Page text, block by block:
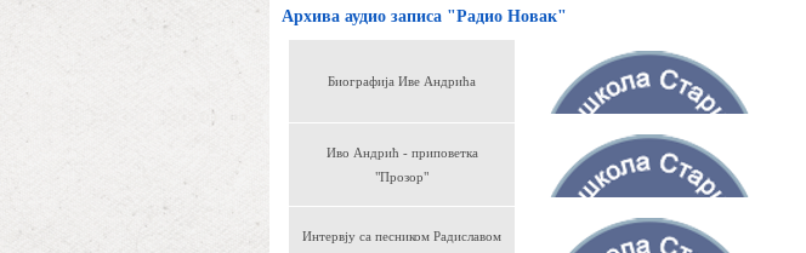
Архива аудио записа "Радио Новак"
Биографија Иве Андрића
Иво Андрић - приповетка
"Прозор"
Интервју са песником Радиславом